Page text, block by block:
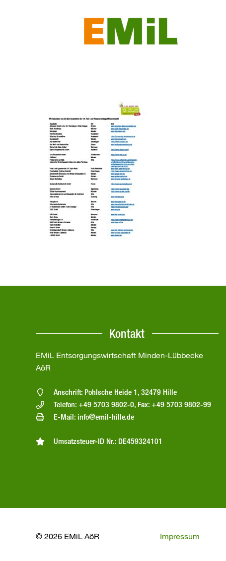
Kontakt
EMiL Entsorgungswirtschaft Minden-Lübbecke
AöR
Anschrift: Pohlsche Heide 1, 32479 Hille
Telefon: +49 5703 9802-0, Fax: +49 5703 9802-99
E-Mail: info@emil-hille.de
Umsatzsteuer-ID Nr.: DE459324101
© 2026 EMiL AöR Impressum